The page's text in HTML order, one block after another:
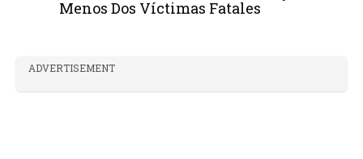
Menos Dos Víctimas Fatales
ADVERTISEMENT